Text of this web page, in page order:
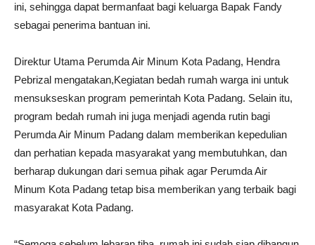
ini, sehingga dapat bermanfaat bagi keluarga Bapak Fandy
sebagai penerima bantuan ini.
Direktur Utama Perumda Air Minum Kota Padang, Hendra
Pebrizal mengatakan,Kegiatan bedah rumah warga ini untuk
mensukseskan program pemerintah Kota Padang. Selain itu,
program bedah rumah ini juga menjadi agenda rutin bagi
Perumda Air Minum Padang dalam memberikan kepedulian
dan perhatian kepada masyarakat yang membutuhkan, dan
berharap dukungan dari semua pihak agar Perumda Air
Minum Kota Padang tetap bisa memberikan yang terbaik bagi
masyarakat Kota Padang.